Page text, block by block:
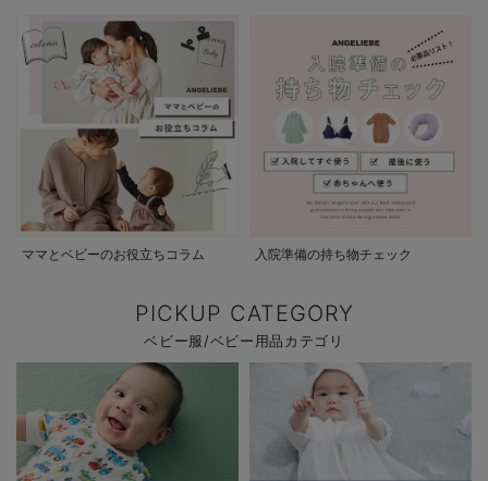
ママとベビーのお役立ちコラム 入院準備の持ち物チェック
PICKUP CATEGORY
ベビー服/ベビー用品カテゴリ